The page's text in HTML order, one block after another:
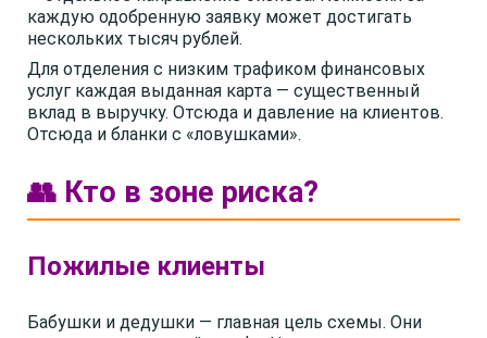
каждую одобренную заявку может достигать
нескольких тысяч рублей.
Для отделения с низким трафиком финансовых
услуг каждая выданная карта — существенный
вклад в выручку. Отсюда и давление на клиентов.
Отсюда и бланки с «ловушками».
👥 Кто в зоне риска?
Пожилые клиенты
Бабушки и дедушки — главная цель схемы. Они